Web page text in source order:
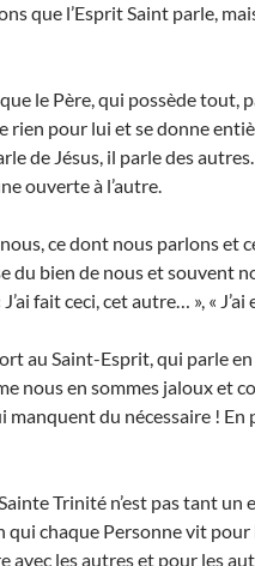
que l’Esprit Saint parle,
le Père, qui possède tout,
rien pour lui et se donne
de Jésus, il parle des
ouverte à l’autre.
ce dont nous parlons et
du bien de nous et souvent
fait ceci, cet autre… », «
au Saint-Esprit, qui parle
nous en sommes jaloux et
manquent du nécessaire ! En
Trinité n’est pas tant
qui chaque Personne vit
avec les autres et pour les